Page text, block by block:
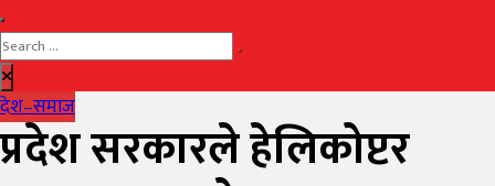
देश–समाज
प्रदेश सरकारले हेलिकोप्टर